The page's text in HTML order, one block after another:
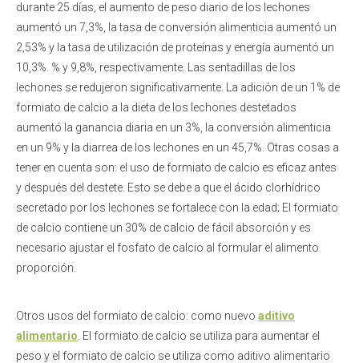
durante 25 días, el aumento de peso diario de los lechones
aumentó un 7,3%, la tasa de conversión alimenticia aumentó un
2,53% y la tasa de utilización de proteínas y energía aumentó un
10,3%. % y 9,8%, respectivamente. Las sentadillas de los
lechones se redujeron significativamente. La adición de un 1% de
formiato de calcio a la dieta de los lechones destetados
aumentó la ganancia diaria en un 3%, la conversión alimenticia
en un 9% y la diarrea de los lechones en un 45,7%. Otras cosas a
tener en cuenta son: el uso de formiato de calcio es eficaz antes
y después del destete. Esto se debe a que el ácido clorhídrico
secretado por los lechones se fortalece con la edad; El formiato
de calcio contiene un 30% de calcio de fácil absorción y es
necesario ajustar el fosfato de calcio al formular el alimento.
proporción.
Otros usos del formiato de calcio: como nuevo aditivo
alimentario . El formiato de calcio se utiliza para aumentar el
peso y el formiato de calcio se utiliza como aditivo alimentario